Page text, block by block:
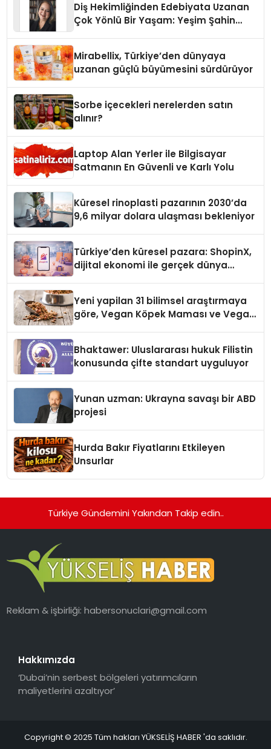
Diş Hekimliğinden Edebiyata Uzanan
Çok Yönlü Bir Yaşam: Yeşim Şahin
Mirabellix, Türkiye’den dünyaya
uzanan güçlü büyümesini sürdürüyor
Sorbe içecekleri nerelerden satın
alınır?
Laptop Alan Yerler ile Bilgisayar
Satmanın En Güvenli ve Karlı Yolu
Küresel rinoplasti pazarının 2030’da
9,6 milyar dolara ulaşması bekleniyor
Türkiye’den küresel pazara: ShopinX,
dijital ekonomi ile gerçek dünya
Yeni yapilan 31 bilimsel araştırmaya
göre, Vegan Köpek Maması ve Vegan
Bhaktawer: Uluslararası hukuk Filistin
konusunda çifte standart uyguluyor
Yunan uzman: Ukrayna savaşı bir ABD
projesi
Hurda Bakır Fiyatlarını Etkileyen
Unsurlar
Türkiye Gündemini Yakından Takip edin..
Reklam & işbirliği:habersonuclari@gmail.com
Hakkımızda
‘Dubai’nin serbest bölgeleri yatırımcıların
maliyetlerini azaltıyor’
Copyright © 2025 Tüm hakları YÜKSELİŞ HABER 'da saklıdır.